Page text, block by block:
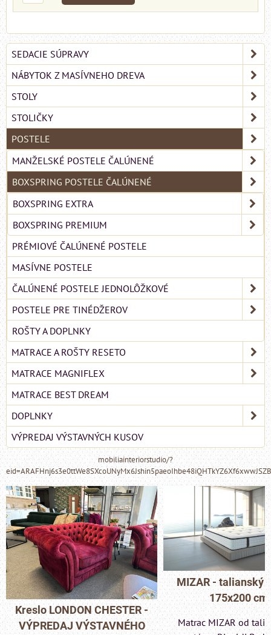
SEDACIE SÚPRAVY
NÁBYTOK Z MASÍVNEHO DREVA
STOLY
STOLIČKY
POSTELE
MANŽELSKÉ POSTELE ČALÚNENÉ
BOXSPRING POSTELE ČALÚNENÉ
BOXSPRING EXTRA
BOXSPRING PREMIUM
PRÉMIOVÉ ČALÚNENÉ POSTELE
MASÍVNE POSTELE
ČALÚNENÉ POSTELE JEDNOLÔŽKOVÉ
POSTELE PRE TINÉDŽEROV
ROŠTY A DOPLNKY
MATRACE A ROŠTY RESETO
MATRACE MAGNIFLEX
MATRACE BEST DREAM
DOPLNKY
VÝPREDAJ VÝSTAVNÝCH KUSOV
mobiliainteriorstudio/?
-
MIZAR - talianský matrac
175x200 cm
Matrac MIZAR od talianskeho
Pohovka
- VÝPREDAJ